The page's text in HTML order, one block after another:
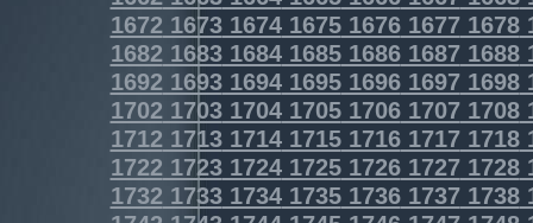
1672167316741675167616771678
1682168316841685168616871688
1692169316941695169616971698
1702170317041705170617071708
1712171317141715171617171718
1722172317241725172617271728
1732173317341735173617371738